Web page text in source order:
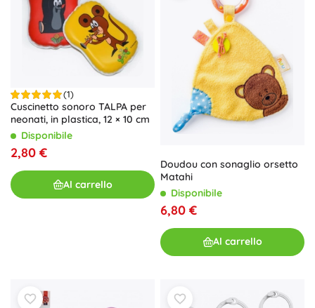
(1)
Cuscinetto sonoro TALPA per
neonati, in plastica, 12 × 10 cm
Disponibile
2,80 €
Al carrello
Doudou con sonaglio orsetto
Matahi
Disponibile
6,80 €
Al carrello